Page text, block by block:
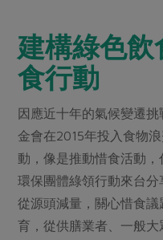
優惠專區
素食專區
樂齡友善
節慶大餐
高麗菜海鮮煎餅
下載專區
社務會議
活動報下載
建構綠色
食行動
因應近十年的氣候變遷
金會在2015年投入食物
動，像是推動惜食活動
環保團體綠領行動來台
從源頭減量，關心惜食
育，從供膳業者、一般